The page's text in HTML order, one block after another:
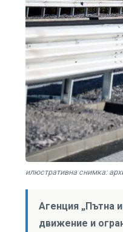
илюстративна снимка:
Агенция „Пътна
движение и